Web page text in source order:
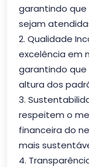
garantindo
sejam
2. Qualidade
excelência em
garantindo
altura dos
3.
respeitem o
financeira do
mais
4.